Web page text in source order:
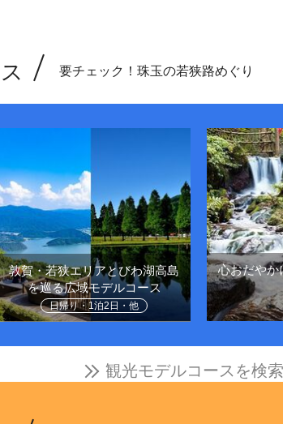
要チェック！珠玉の若狭路めぐり
敦賀・若狭エリアとびわ湖高島
を巡る広域モデルコース
日帰り・1泊2日・他
心おだやか
観光モデルコースを検